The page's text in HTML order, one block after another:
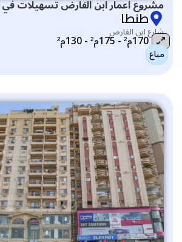
مشروع اعمار ابن الفارض تسهيلات في
طنطا
شارع ابن الفارض
170م² - 175م² - 130م²
مباع